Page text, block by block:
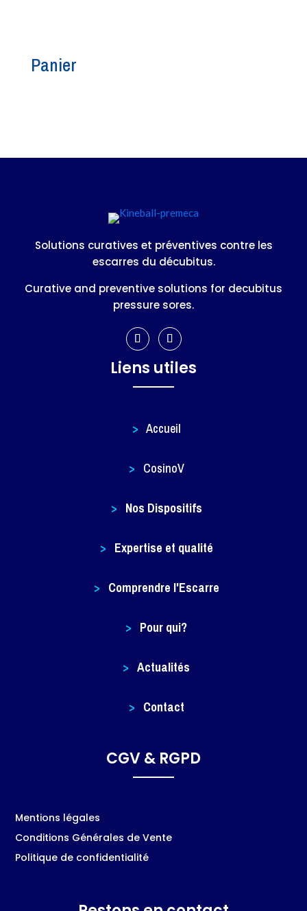
Panier
Solutions curatives et préventives contre les
escarres du décubitus.
Curative and preventive solutions for decubitus
pressure sores.
Liens utiles
> Accueil
> CosinoV
> Nos Dispositifs
> Expertise et qualité
> Comprendre l'Escarre
> Pour qui?
> Actualités
> Contact
CGV & RGPD
Mentions légales
Conditions Générales de Vente
Politique de confidentialité